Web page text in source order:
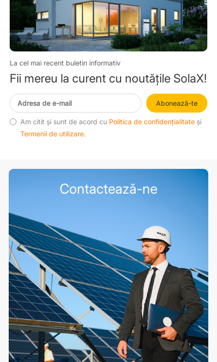
La cel mai recent buletin informativ
Fii mereu la curent cu noutățile SolaX!
Abonează-te
Am citit și sunt de acord cu Politica de confidențialitate și
Termenii de utilizare.
Contactează-ne